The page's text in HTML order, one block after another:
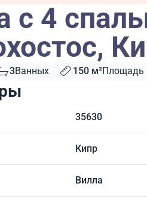
с 4
3Ванных 150 м²Площадь
35630
Кипр
Вилла